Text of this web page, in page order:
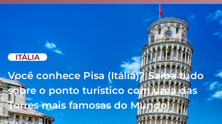
ITÁLIA
Você conhece Pisa (Itália)? Saiba tudo
sobre o ponto turístico com uma das
Torres mais famosas do Mundo!